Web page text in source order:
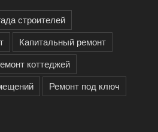
строителей
Капитальный ремонт
коттеджей
Ремонт под ключ